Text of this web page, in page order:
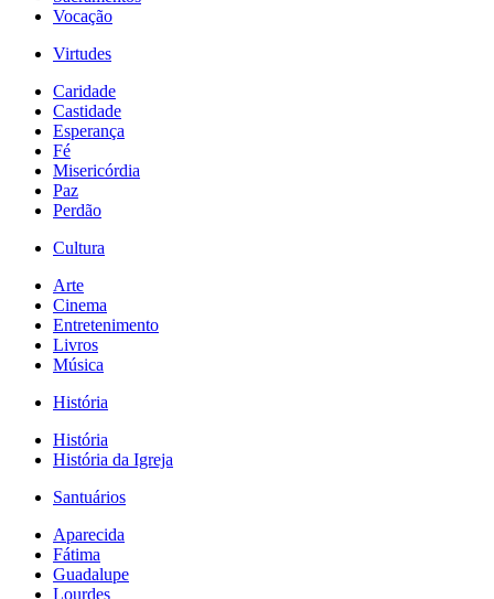
Vocação
Virtudes
Caridade
Castidade
Esperança
Fé
Misericórdia
Paz
Perdão
Cultura
Arte
Cinema
Entretenimento
Livros
Música
História
História
História da Igreja
Santuários
Aparecida
Fátima
Guadalupe
Lourdes